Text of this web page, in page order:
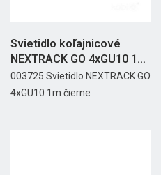
Svietidlo koľajnicové
NEXTRACK GO 4xGU10 1m
čierne
003725 Svietidlo NEXTRACK GO
4xGU10 1m čierne